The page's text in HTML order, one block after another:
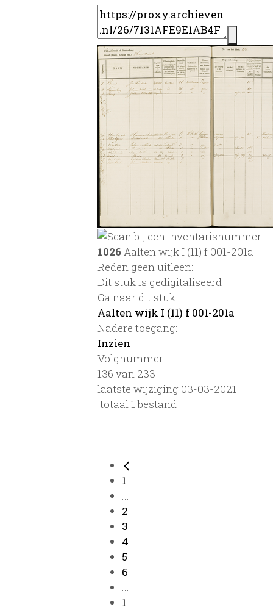
1026Aalten wijk I (11) f 001-201a
Reden geen uitleen:
Dit stuk is gedigitaliseerd
Ga naar dit stuk:
Aalten wijk I (11) f 001-201a
Nadere toegang:
Inzien
Volgnummer:
136 van 233
laatste wijziging 03-03-2021
totaal 1 bestand
1
...
2
3
4
5
6
...
1